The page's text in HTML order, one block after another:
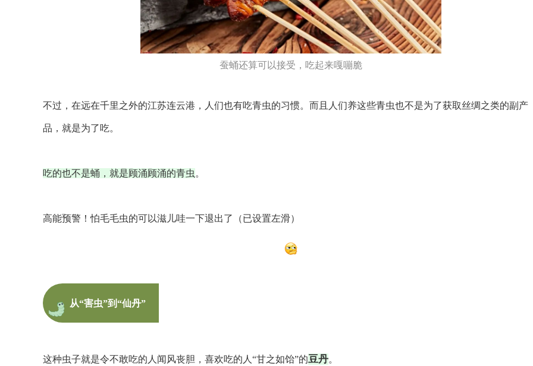
蚕蛹还算可以接受，吃起来嘎嘣脆
不过，在远在千里之外的江苏连云港，人们也有吃青虫的习惯。而且人们养这些青虫也不是为了获取丝绸之类的副产
品，就是为了吃。
吃的也不是蛹，就是顾涌顾涌的青虫 。
高能预警！怕毛毛虫的可以滋儿哇一下退出了（已设置左滑）
从“害虫”到“仙丹”
这种虫子就是令不敢吃的人闻风丧胆，喜欢吃的人“甘之如饴”的豆丹。